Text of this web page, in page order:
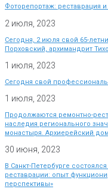
Фоторепортаж: реставрация
2 июля, 2023
Сегодня, 2 июля свой 65-
Порховский, архимандрит
1 июля, 2023
Сегодня свой
1 июля, 2023
Продолжаются ремонтно-
наследия регионального
монастыря. Архиерейский
30 июня, 2023
В Санкт-Петербурге
реставрации: опыт
перспективы»